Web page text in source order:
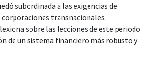
subordinada a las exigencias de
transnacionales.
sobre las lecciones de este periodo
de un sistema financiero más robusto y